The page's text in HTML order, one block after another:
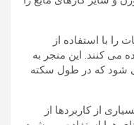
را با استفاده از
می کنند. این منجر به
شود که در طول سکته
از کاربردها از